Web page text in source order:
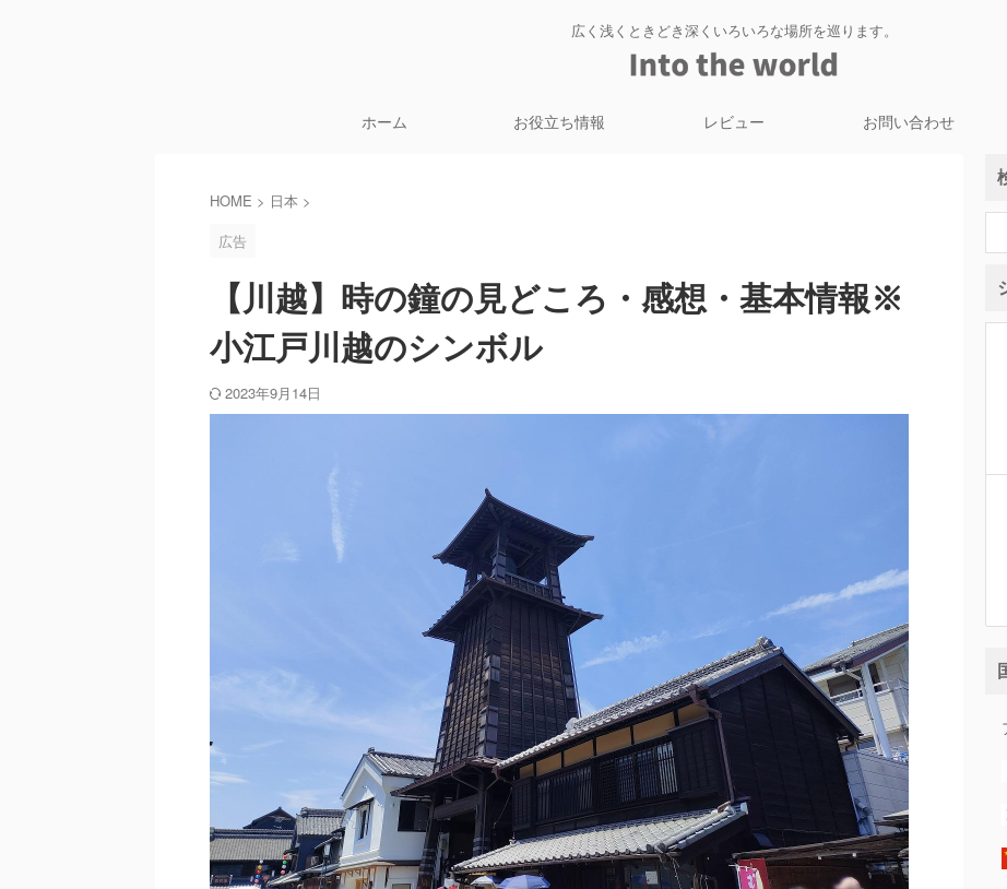
広く浅くときどき深くいろいろな場所を巡ります。
ホーム お役立ち情報 レビュー お問い合わせ
HOME > 日本 >
広告
【川越】時の鐘の見どころ・感想・基本情報※
小江戸川越のシンボル
2023年9月14日